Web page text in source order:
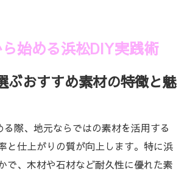
シスト商品検索で広がるリフォー
現する理想の住まい作り
エンチョー商品一覧で揃える住ま
始める浜松DIY実践術
ぶおすすめ素材の特徴と魅
際、地元ならではの素材を活用する
と仕上がりの質が向上します。特に浜
で、木材や石材など耐久性に優れた素